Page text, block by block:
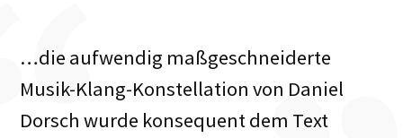
…die aufwendig maßgeschneiderte
Musik-Klang-Konstellation von Daniel
Dorsch wurde konsequent dem Text